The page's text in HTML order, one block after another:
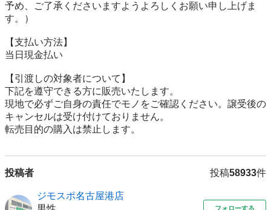
予め、ご了承くださいますようよろしくお願い申し上げま
す。）
【⽀払い⽅法】
当日現金払い
【引渡しの対象者について】
下記を遵守できる⽅に販売いたします。
現地で必ずご⾃⾝の責任でモノをご確認ください。譲受後の
キャンセルは受け付けておりません。
転売⽬的の購⼊は禁⽌します。
投稿者 投稿58933件
ジモスポ名古屋港店
フォローする